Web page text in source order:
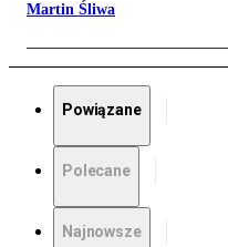
Martin Śliwa
Powiązane
Polecane
Najnowsze